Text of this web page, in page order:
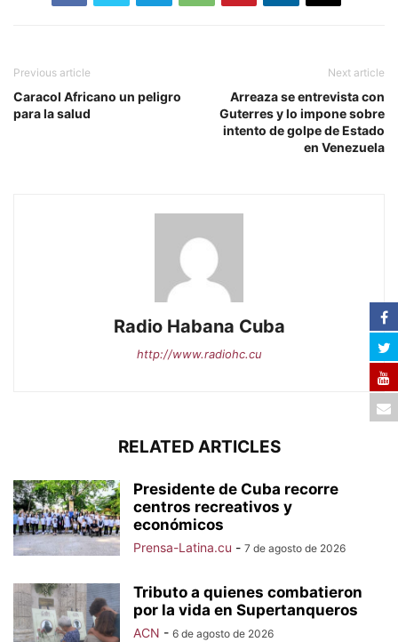
Previous article
Caracol Africano un peligro
para la salud
Next article
Arreaza se entrevista con
Guterres y lo impone sobre
intento de golpe de Estado
en Venezuela
Radio Habana Cuba
http://www.radiohc.cu
RELATED ARTICLES
Presidente de Cuba recorre
centros recreativos y
económicos
Prensa-Latina.cu - 7 de agosto de 2026
Tributo a quienes combatieron
por la vida en Supertanqueros
ACN - 6 de agosto de 2026